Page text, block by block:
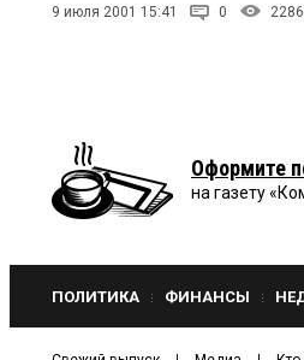
9 июля 2001 15:41 0 2286
Оформите
на газету
ПОЛИТИКА ФИНАНСЫ